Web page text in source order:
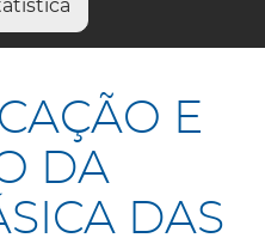
DA ESCOLA BÁSICA DAS
E
DA
DAS